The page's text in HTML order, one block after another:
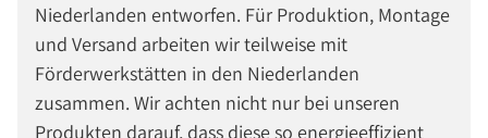
Niederlanden entworfen. Für Produktion, Montage
und Versand arbeiten wir teilweise mit
Förderwerkstätten in den Niederlanden
zusammen. Wir achten nicht nur bei unseren
Produkten darauf, dass diese so energieeffizient